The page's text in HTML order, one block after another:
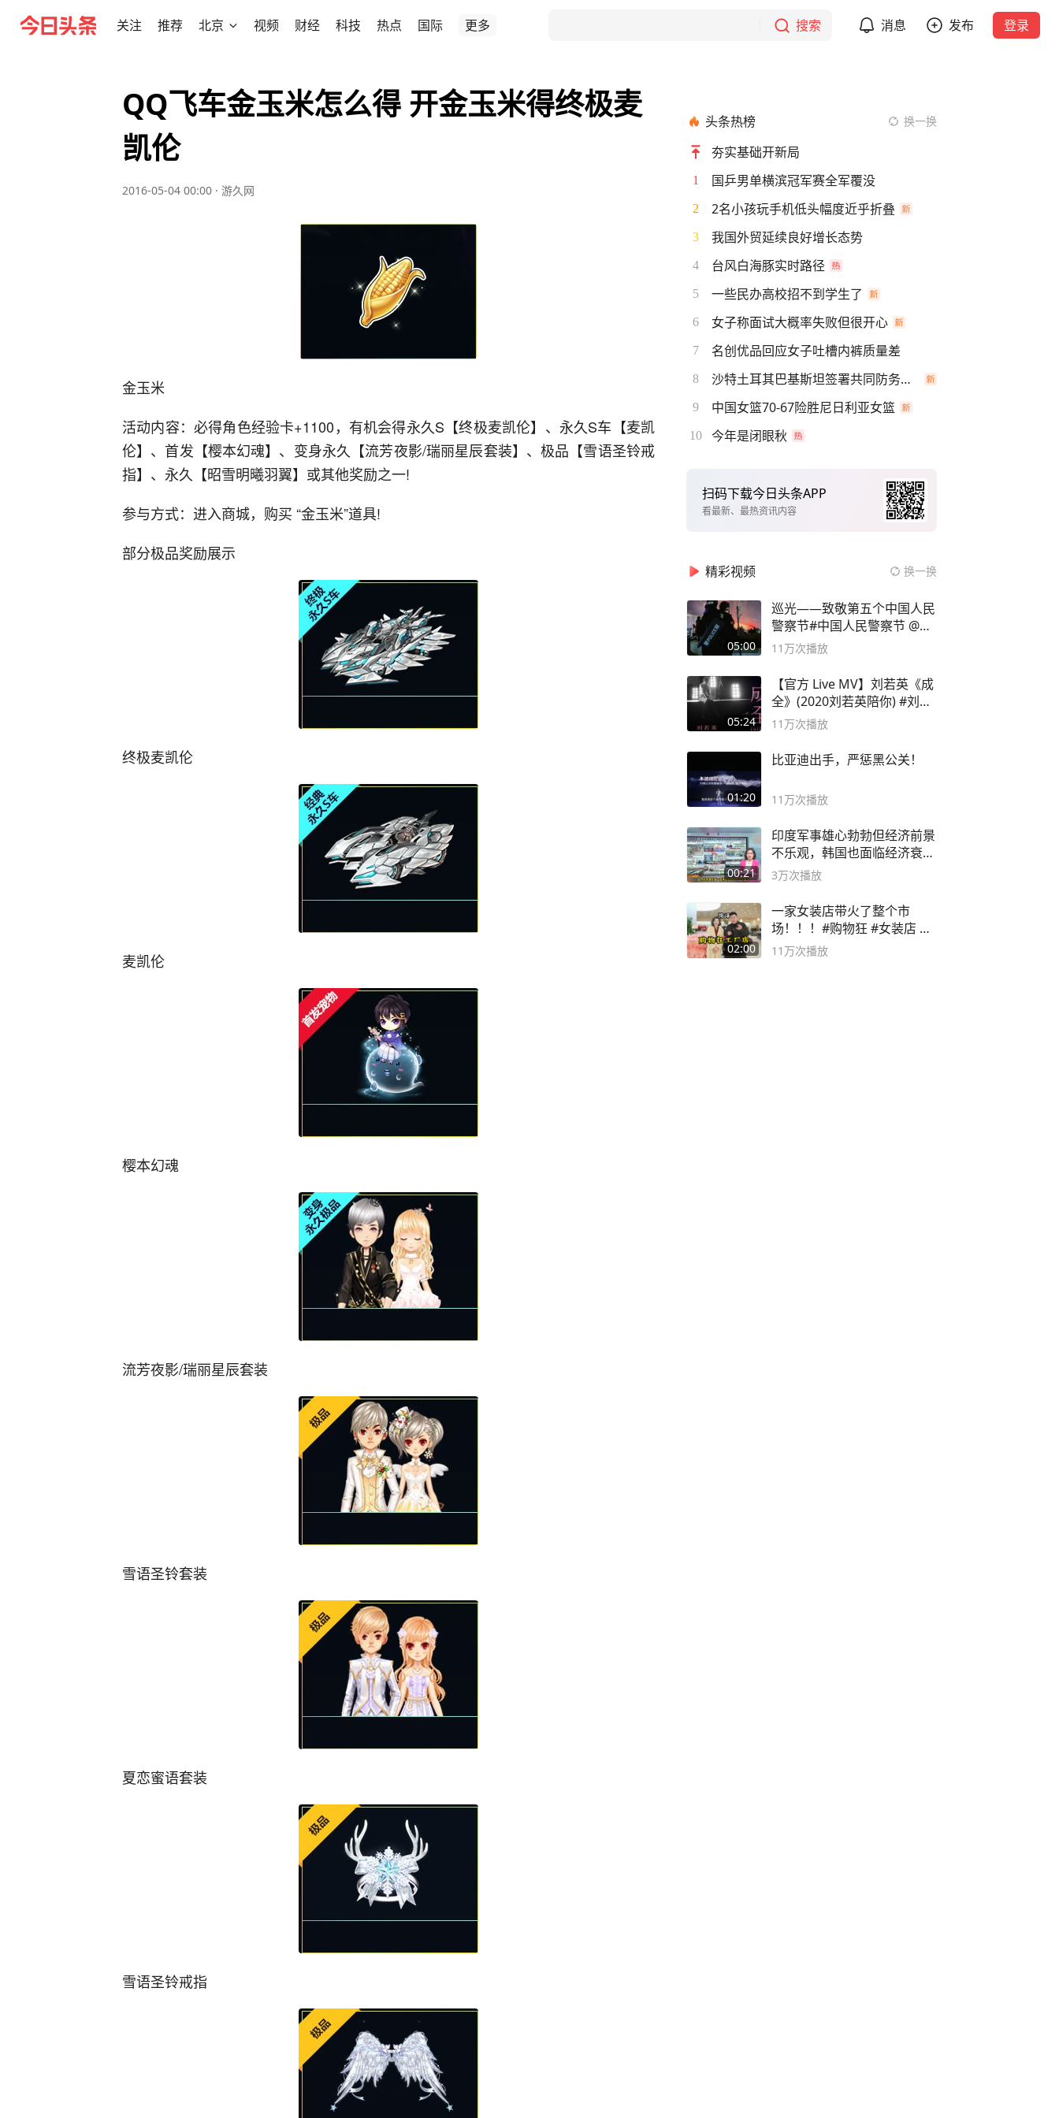
关注 推荐 北京 视频 财经 科技 热点 国际 更多 搜索 消息 发布 登录
QQ飞车金玉米怎么得 开金玉米得终极麦
凯伦
2016-05-04 00:00 · 游久网
金玉米
活动内容：必得角色经验卡+1100，有机会得永久S【终极麦凯伦】、永久S车【麦凯
伦】、首发【樱本幻魂】、变身永久【流芳夜影/瑞丽星辰套装】、极品【雪语圣铃戒
指】、永久【昭雪明曦羽翼】或其他奖励之一!
参与方式：进入商城，购买 “金玉米”道具!
部分极品奖励展示
终极麦凯伦
麦凯伦
樱本幻魂
流芳夜影/瑞丽星辰套装
雪语圣铃套装
夏恋蜜语套装
雪语圣铃戒指
头条热榜 换一换
夯实基础开新局
1 国乒男单横滨冠军赛全军覆没
2 2名小孩玩手机低头幅度近乎折叠
3 我国外贸延续良好增长态势
4 台风白海豚实时路径
5 一些民办高校招不到学生了
6 女子称面试大概率失败但很开心
7 名创优品回应女子吐槽内裤质量差
8 沙特土耳其巴基斯坦签署共同防务协议
9 中国女篮70-67险胜尼日利亚女篮
10 今年是闭眼秋
扫码下载今日头条APP
看最新、最热资讯内容
精彩视频 换一换
05:00
巡光——致敬第五个中国人民
警察节#中国人民警察节 @抖
音小助手
11万次播放
05:24
【官方 Live MV】刘若英《成
全》(2020刘若英陪你) #刘若
英 #成全
11万次播放
01:20
比亚迪出手，严惩黑公关！
11万次播放
00:21
印度军事雄心勃勃但经济前景
不乐观，韩国也面临经济衰退
风险
3万次播放
02:00
一家女装店带火了整个市
场！！！#购物狂 #女装店 #
高品质女装
11万次播放